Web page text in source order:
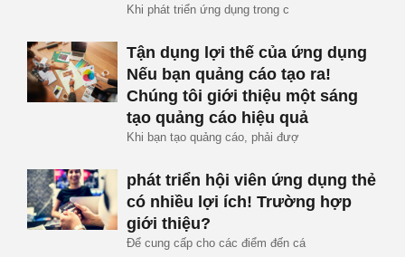
Khi phát triển ứng dụng trong c
Tận dụng lợi thế của ứng dụng
Nếu bạn quảng cáo tạo ra!
Chúng tôi giới thiệu một sáng
tạo quảng cáo hiệu quả
Khi bạn tạo quảng cáo, phải đượ
phát triển hội viên ứng dụng thẻ
có nhiều lợi ích! Trường hợp
giới thiệu?
Để cung cấp cho các điểm đến cá